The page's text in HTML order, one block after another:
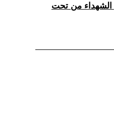
الشهداء من تحت